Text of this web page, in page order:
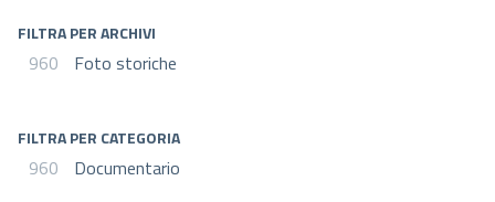
FILTRA PER ARCHIVI
960 Foto storiche
FILTRA PER CATEGORIA
960 Documentario